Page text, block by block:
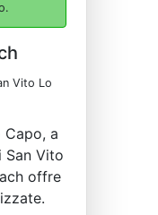
Vito Lo
Capo, a
San Vito
offre